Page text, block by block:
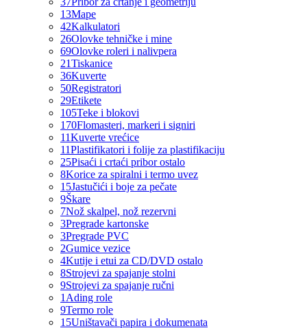
13Mape
42Kalkulatori
26Olovke tehničke i mine
69Olovke roleri i nalivpera
21Tiskanice
36Kuverte
50Registratori
29Etikete
105Teke i blokovi
170Flomasteri, markeri i signiri
11Kuverte vrećice
11Plastifikatori i folije za plastifikaciju
25Pisaći i crtaći pribor ostalo
8Korice za spiralni i termo uvez
15Jastučići i boje za pečate
9Škare
7Nož skalpel, nož rezervni
3Pregrade kartonske
3Pregrade PVC
2Gumice vezice
4Kutije i etui za CD/DVD ostalo
8Strojevi za spajanje stolni
9Strojevi za spajanje ručni
1 Ading role
9Termo role
15Uništavači papira i dokumenata